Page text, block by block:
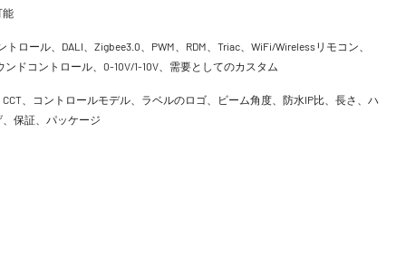
能
トロール、DALI、Zigbee3.0、PWM、RDM、Triac、WiFi/Wirelessリモコン、
ンドコントロール、0-10V/1-10V、需要としてのカスタム
、コントロールモデル、ラベルのロゴ、ビーム角度、防水IP比、長さ、ハ
保証、パッケージ